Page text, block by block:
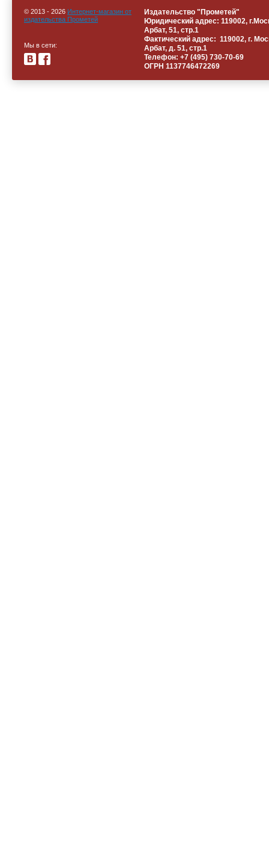
© 2013 - 2026 Интернет-магазин от
издательства Прометей
Мы в сети:
Издательство "Прометей"
Юридический адрес: 119002,
Арбат, 51, стр.1
Фактический адрес: 119002, г.
Арбат, д. 51, стр.1
Телефон: +7 (495) 730-70-69
ОГРН 1137746472269